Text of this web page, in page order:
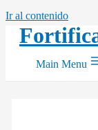
Ir al contenido
Main Menu